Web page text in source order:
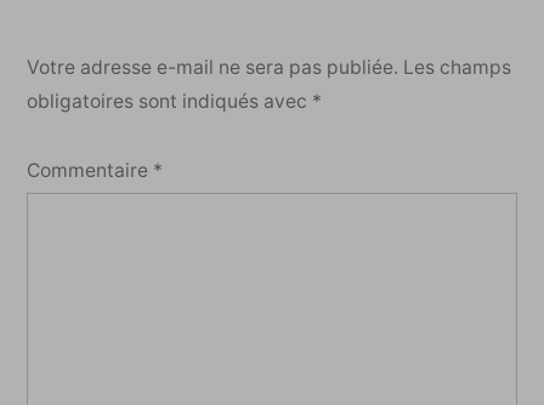
Votre adresse e-mail ne sera pas publiée. Les champs
obligatoires sont indiqués avec *
Commentaire *